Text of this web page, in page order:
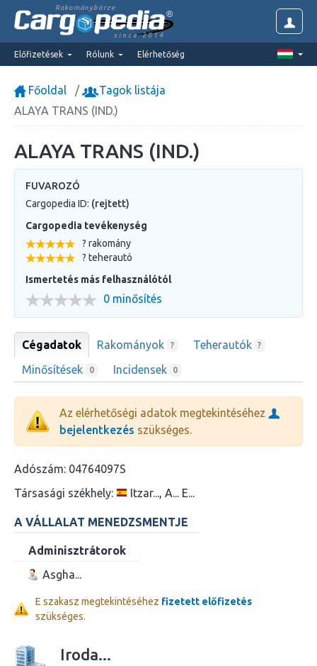
Rakománybörze
since 2014
Előfizetések Rólunk Elérhetőség
Főoldal
Tagok listája
ALAYA TRANS (IND.)
ALAYA TRANS (IND.)
FUVAROZÓ
Cargopedia ID: (rejtett)
Cargopedia tevékenység
? rakomány
? teherautó
Ismertetés más felhasználótól
0 minősítés
Cégadatok Rakományok ? Teherautók ?
Minősítések 0 Incidensek 0
Az elérhetőségi adatok megtekintéséhez
bejelentkezés szükséges.
Adószám: 04764097S
Társasági székhely:
Itzar..., A... E...
A VÁLLALAT MENEDZSMENTJE
Adminisztrátorok
Asgha...
E szakasz megtekintéséhez fizetett előfizetés
szükséges.
Iroda...